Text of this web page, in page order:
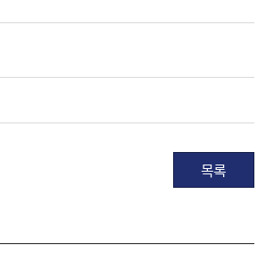
목록